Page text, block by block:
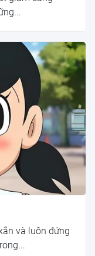
và luôn đứng